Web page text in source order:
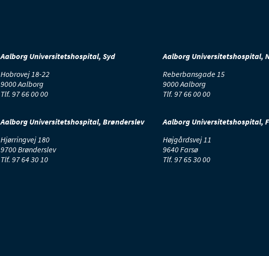
Aalborg Universitetshospital, Syd
Hobrovej 18-22
9000 Aalborg
Tlf. 97 66 00 00
Aalborg Universitetshospital,
Reberbansgade 15
9000 Aalborg
Tlf. 97 66 00 00
Aalborg Universitetshospital, Brønderslev
Hjørringvej 180
9700 Brønderslev
Tlf. 97 64 30 10
Aalborg Universitetshospital,
Højgårdsvej 11
9640 Farsø
Tlf. 97 65 30 00